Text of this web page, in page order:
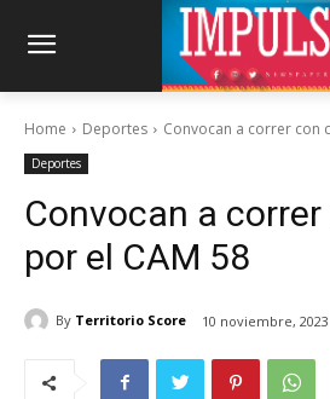
Home Deportes Convocan a correr con
Deportes
Convocan a
por el CAM 58
By Territorio Score 10 noviembre, 2023